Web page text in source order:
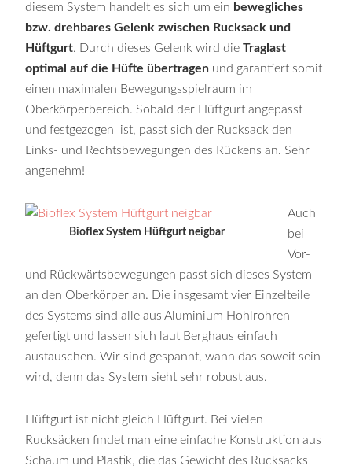
diesem System handelt es sich um ein bewegliches
bzw. drehbares Gelenk zwischen Rucksack und
Hüftgurt. Durch dieses Gelenk wird dieTraglast
optimal auf die Hüfte übertragen und garantiert somit
einen maximalen Bewegungsspielraum im
Oberkörperbereich. Sobald der Hüftgurt angepasst
und festgezogen ist, passt sich der Rucksack den
Links- und Rechtsbewegungen des Rückens an. Sehr
angenehm!
Bioflex System Hüftgurt neigbar
Auch
bei
Vor-
und Rückwärtsbewegungen passt sich dieses System
an den Oberkörper an. Die insgesamt vier Einzelteile
des Systems sind alle aus Aluminium Hohlrohren
gefertigt und lassen sich laut Berghaus einfach
austauschen. Wir sind gespannt, wann das soweit sein
wird, denn das System sieht sehr robust aus.
Hüftgurt ist nicht gleich Hüftgurt. Bei vielen
Rucksäcken findet man eine einfache Konstruktion aus
Schaum und Plastik, die das Gewicht des Rucksacks